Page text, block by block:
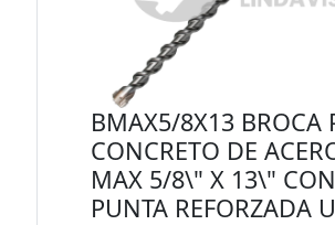
BMAX5/8X13 BROCA
CONCRETO DE
MAX 5/8\" X 13\" CON
PUNTA REFORZADA